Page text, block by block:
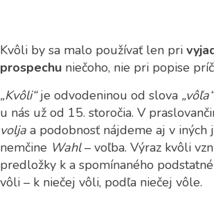
Kvôli by sa malo používať len pri
prospechu niečoho, nie pri popise
„Kvôli“je odvodeninou od slova „vôľa“
u nás už od 15. storočia. V
volja a podobnosť nájdeme aj v iných
nemčine Wahl– voľba. Výraz kvôli
predložky k a spomínaného
vôli – k niečej vôli, podľa niečej vôle.